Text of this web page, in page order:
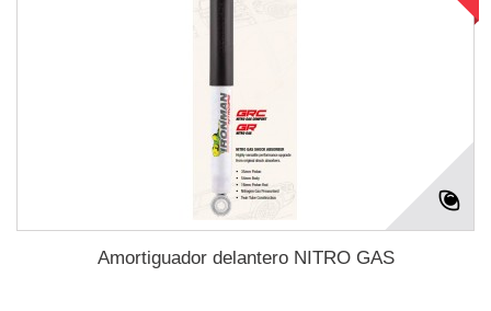
Amortiguador delantero NITRO GAS